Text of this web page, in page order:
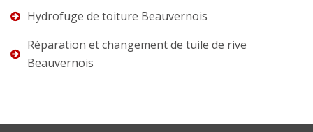
Hydrofuge de toiture Beauvernois
Réparation et changement de tuile de rive
Beauvernois